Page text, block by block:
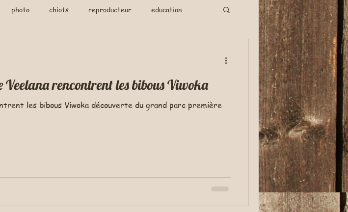
photo chiots reproducteur education
rencontrent les bibous Viwoka
les bibous Viwoka découverte du grand parc première